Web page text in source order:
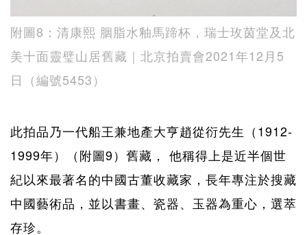
附圖8：清康熙 胭脂水釉馬蹄杯，瑞士玫茵堂及北
美十面靈璧山居舊藏｜北京拍賣會2021年12月5
日（編號5453）
此拍品乃一代船王兼地產大亨趙從衍先生（1912-
1999年）（附圖9）舊藏， 他稱得上是近半個世
紀以來最著名的中國古董收藏家，長年專注於搜藏
中國藝術品，並以書畫、瓷器、玉器為重心，選萃
存珍。